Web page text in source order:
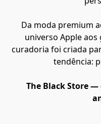
Da moda premium
universo Apple
curadoria foi criada
tendência:
The Black Store